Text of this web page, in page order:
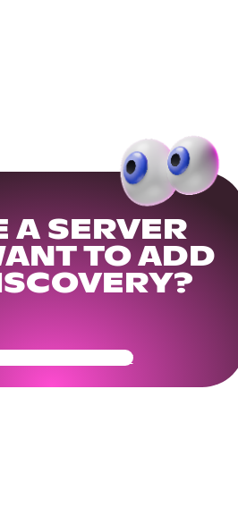
A SERVER
TO ADD
Community Ready